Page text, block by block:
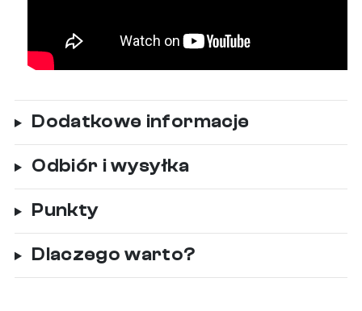
Dodatkowe informacje
Odbiór i wysyłka
Punkty
Dlaczego warto?